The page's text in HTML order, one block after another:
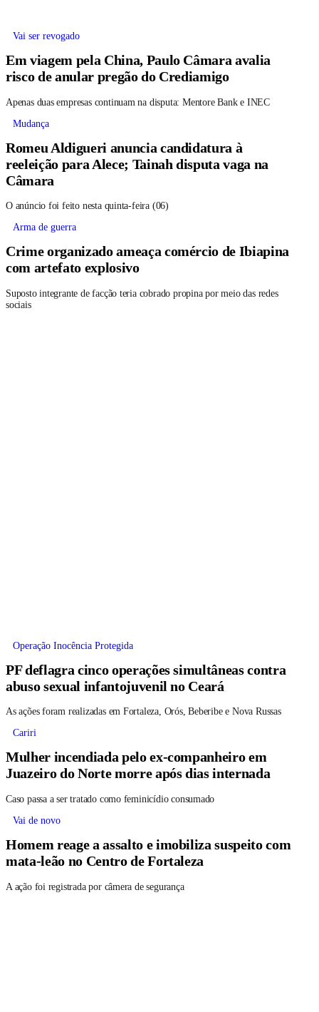
Vai ser revogado
Em viagem pela China, Paulo Câmara avalia
risco de anular pregão do Crediamigo
Apenas duas empresas continuam na disputa: Mentore Bank e INEC
Mudança
Romeu Aldigueri anuncia candidatura à
reeleição para Alece; Tainah disputa vaga na
Câmara
O anúncio foi feito nesta quinta-feira (06)
Arma de guerra
Crime organizado ameaça comércio de Ibiapina
com artefato explosivo
Suposto integrante de facção teria cobrado propina por meio das redes
sociais
Operação Inocência Protegida
PF deflagra cinco operações simultâneas contra
abuso sexual infantojuvenil no Ceará
As ações foram realizadas em Fortaleza, Orós, Beberibe e Nova Russas
Cariri
Mulher incendiada pelo ex-companheiro em
Juazeiro do Norte morre após dias internada
Caso passa a ser tratado como feminicídio consumado
Vai de novo
Homem reage a assalto e imobiliza suspeito com
mata-leão no Centro de Fortaleza
A ação foi registrada por câmera de segurança